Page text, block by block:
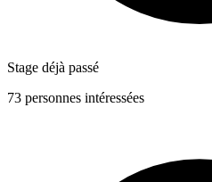
Stage déjà passé
73 personnes intéressées